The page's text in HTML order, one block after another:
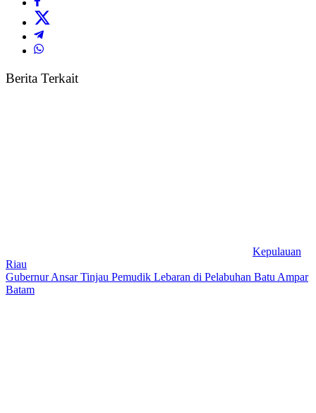
Berita Terkait
Kepulauan
Riau
Gubernur Ansar Tinjau Pemudik Lebaran di Pelabuhan Batu Ampar
Batam